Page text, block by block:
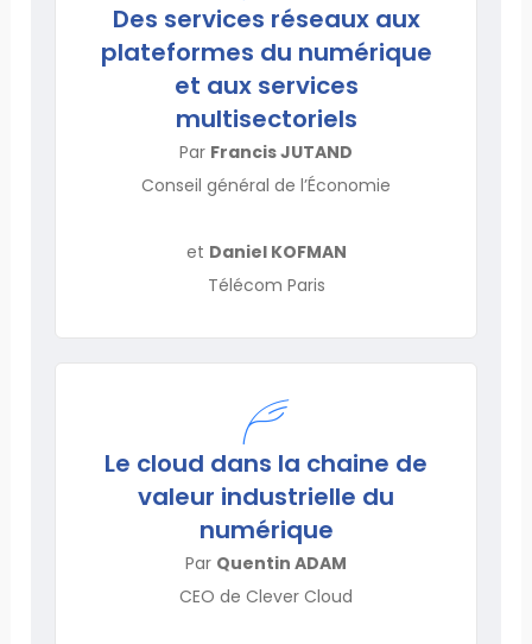
Des services réseaux aux
plateformes du numérique
et aux services
multisectoriels
Par Francis JUTAND
Conseil général de l’Économie
et Daniel KOFMAN
Télécom Paris
Le cloud dans la chaine de
valeur industrielle du
numérique
Par Quentin ADAM
CEO de Clever Cloud